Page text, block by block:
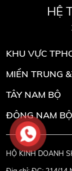
HỆ
KHU VỰC
MIỀN TRUNG
TÂY NAM BỘ
ĐÔNG NAM BỘ
HỘ KINH DOANH